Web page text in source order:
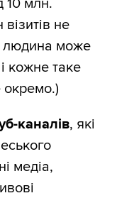
10 млн.
не
людина може
кожне таке
окремо.)
каналів, які
медіа,